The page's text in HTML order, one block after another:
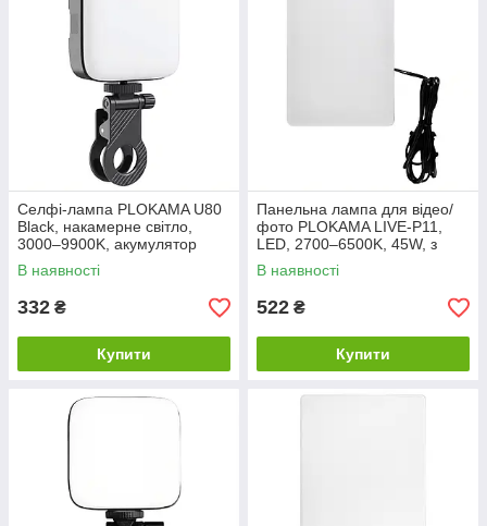
Селфі-лампа PLOKAMA U80
Black, накамерне світло,
3000–9900K, акумулятор
2000 мАг
В наявності
332 ₴
Купити
Панельна лампа для відео/
фото PLOKAMA LIVE-P11,
LED, 2700–6500K, 45W, з
ПДУ, чорна
В наявності
522 ₴
Купити